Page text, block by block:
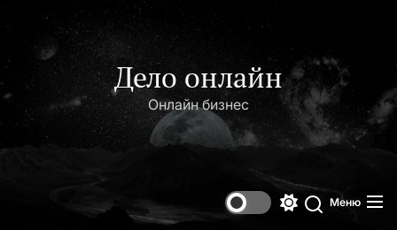
содержимому
Дело онлайн
Онлайн бизнес
Поиск
Меню